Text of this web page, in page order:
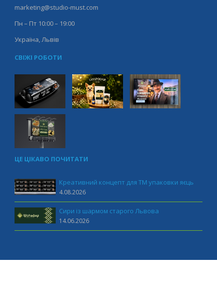
marketing@studio-must.com
Пн – Пт 10:00 – 19:00
Україна, Львів
СВІЖІ РОБОТИ
ЦЕ ЦІКАВО ПОЧИТАТИ
Креативний концепт для ТМ упаковки яєць
4.08.2026
Сири із шармом старого Львова
14.06.2026